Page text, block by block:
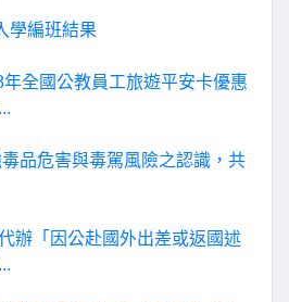
學編班結果
全國公教員工旅遊平安卡優惠
品危害與毒駕風險之認識，共
辦「因公赴國外出差或返國述